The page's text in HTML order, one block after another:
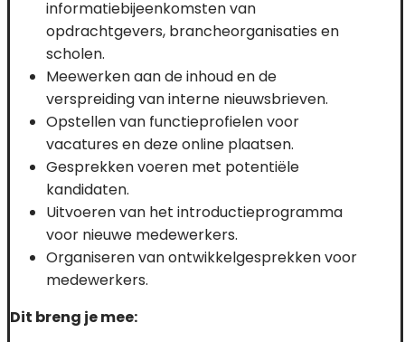
informatiebijeenkomsten van
opdrachtgevers, brancheorganisaties en
scholen.
Meewerken aan de inhoud en de
verspreiding van interne nieuwsbrieven.
Opstellen van functieprofielen voor
vacatures en deze online plaatsen.
Gesprekken voeren met potentiële
kandidaten.
Uitvoeren van het introductieprogramma
voor nieuwe medewerkers.
Organiseren van ontwikkelgesprekken voor
medewerkers.
Dit breng je mee: